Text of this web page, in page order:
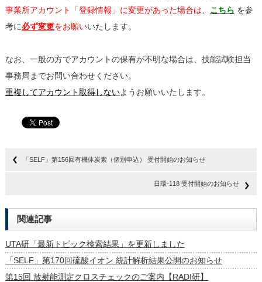
事業所アカウント「登録情報」に変更があった場合は
こちら を参
考に必ず変更をお願いいたします。
なお、一般の方でアカウントの保有が不明な場合は、技能試験担当
事務局までお問い合わせください。
重複してアカウント取得しないようお願いいたします。
「SELF」第156回有機体炭素（個別申込） 受付開始のお知らせ
日環-118 受付開始のお知らせ
関連記事
UTA研「最新トピック検索結果」を更新しました
「SELF」第170回硫酸イオン 統計解析結果公開のお知らせ
第15回 放射能測定クロスチェックのご案内【RADI研】